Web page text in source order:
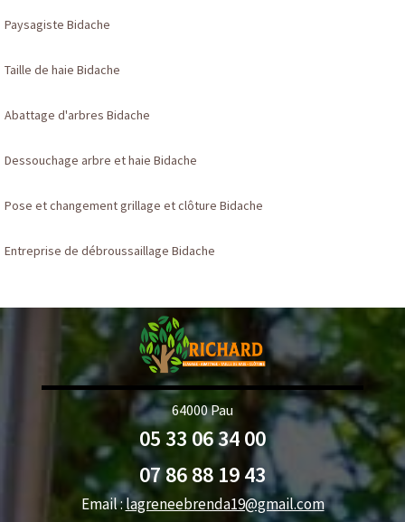
Paysagiste Bidache
Taille de haie Bidache
Abattage d'arbres Bidache
Dessouchage arbre et haie Bidache
Pose et changement grillage et clôture Bidache
Entreprise de débroussaillage Bidache
64000 Pau
05 33 06 34 00
07 86 88 19 43
Email :lagreneebrenda19@gmail.com